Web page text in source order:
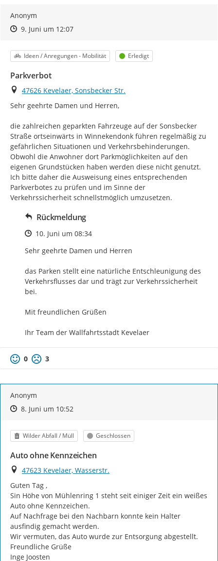
Anonym
Zeitpunkt des Erstellens
Zeitpunkt des Erstellens
9. Juni um 12:07Zur Äußerung
Kategorie
Ideen / Anregungen - Mobilität Status
Erledigt
Parkverbot
Ort
47626 Kevelaer, Sonsbecker Str.
Sehr geehrte Damen und Herren,
die zahlreichen geparkten Fahrzeuge auf der Sonsbecker
Straße ortseinwärts in Winnekendonk führen regelmäßig zu
gefährlichen Situationen und Verkehrsbehinderungen.
Obwohl die Anwohner dort Parkmöglichkeiten auf den
eigenen Grundstücken haben werden diese nicht genutzt.
Ich bitte daher die Ausweisung eines entsprechenden
Parkverbotes zu prüfen und im Sinne der
Verkehrssicherheit schnellstmöglich umzusetzen.
Rückmeldung
Zeitpunkt des Erstellens
10. Juni um 08:34
Sehr geehrte Damen und Herren
das Parken stellt eine natürliche Entschleunigung des
Verkehrsflusses dar und trägt zur Verkehrssicherheit
bei.
Mit freundlichen Grüßen
Ihr Team der Wallfahrtsstadt Kevelaer
0 3
Anonym
Zeitpunkt des Erstellens
Zeitpunkt des Erstellens
8. Juni um 10:52Zur Äußerung
Kategorie
Wilder Abfall / Müll Status
Geschlossen
Auto ohne Kennzeichen
Ort
47623 Kevelaer, Wasserstr.
Guten Tag ,
Sin Höhe von Mühlenring 1 steht seit einiger Zeit ein weißes
Auto ohne Kennzeichen.
Auf Nachfrage bei den Nachbarn konnte kein Halter
ausfindig gemacht werden.
Wir vermuten, das Auto wurde zur Entsorgung abgestellt.
Freundliche Grüße
Inge Joosten